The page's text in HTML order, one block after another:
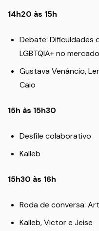
14h20 às 15h
Debate: Dificuldades
LGBTQIA+ no
Gustava Venâncio,
Caio
15h às 15h30
Desfile colaborativo
Kalleb
15h30 às 16h
Roda de conversa:
Kalleb, Victor e Jeise